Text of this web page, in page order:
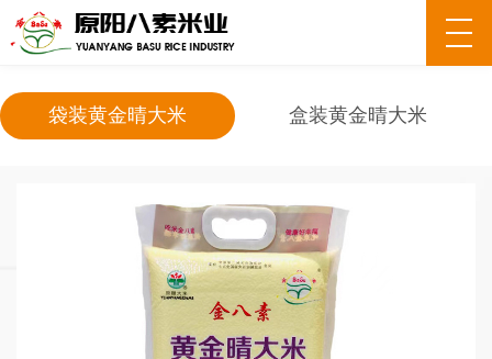
袋装黄金晴大米 盒装黄金晴大米